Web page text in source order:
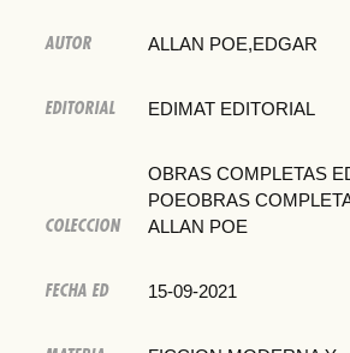
AUTOR ALLAN POE,EDGAR
EDITORIAL EDIMAT EDITORIAL
COLECCION
OBRAS COMPLETAS
POEOBRAS
ALLAN POE
FECHA ED 15-09-2021